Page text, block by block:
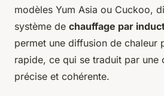
modèles Yum Asia ou Cuckoo,
système de chauffage par
permet une diffusion de chaleur
rapide, ce qui se traduit par une
précise et cohérente.